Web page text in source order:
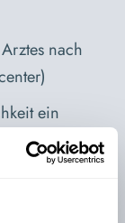
nach
ein
einmalig)